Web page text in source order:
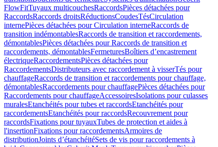
FlowFitTuyaux multicouchesRaccordsPièces détachées pour
RaccordsRaccords droitsRéductionsCoudesTésCirculation
internePièces détachées pour Circulation interneRaccords de
transition indémontablesRaccords de transition et raccordements,
démontablesPièces détachées pour Raccords de transition et
raccordements, démontablesFermeturesBoîtiers d’encastrement
électriqueRaccordementsPièces détachées pour
RaccordementsDistributeurs avec raccordement à visserTés pour
chauffageRaccords de transition et raccordements pour chauffage,
démontablesRaccordements pour chauffagePièces détachées pour
Raccordements pour chauffageAccessoiresIsolations pour culasses
muralesEtanchéités pour tubes et raccordsEtanchéités pour
raccordementsEtanchéités pour raccordsRecouvrement pour
raccordsFixations pour tuyauxTubes de protection et aides à
l'insertionFixations pour raccordementsArmoires de
distributionJoints d’étanchéitéSets de vis pour raccordements à